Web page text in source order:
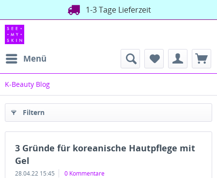
1-3 Tage Lieferzeit
Menü
K-Beauty Blog
Filtern
3 Gründe für koreanische Hautpflege mit
Gel
28.04.22 15:45 0 Kommentare